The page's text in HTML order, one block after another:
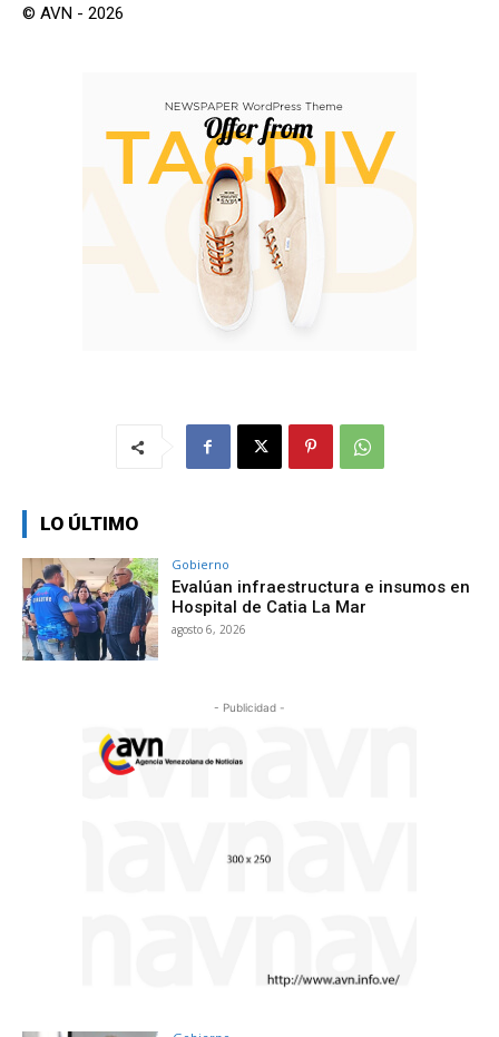
© AVN - 2026
LO ÚLTIMO
Gobierno
Evalúan infraestructura e insumos en
Hospital de Catia La Mar
agosto 6, 2026
- Publicidad -